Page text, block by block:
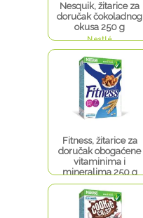
Nesquik, žitarice za
doručak čokoladnog
okusa 250 g
Nestlé
Fitness, žitarice za
doručak obogaćene
vitaminima i
mineralima 250 g
Nestlé